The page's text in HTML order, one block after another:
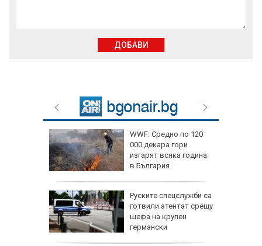
WWF: Средно по 120
000 декара гори
изгарят всяка година
в България
Руските спецслужби са
готвили атентат срещу
шефа на крупен
германски
ДОБАВИ